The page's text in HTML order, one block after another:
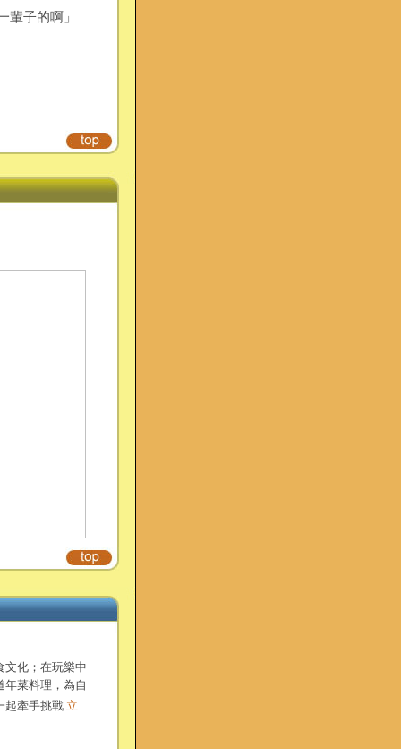
子的啊」
文化；在玩樂中
年菜料理，為自
起牽手挑戰 立